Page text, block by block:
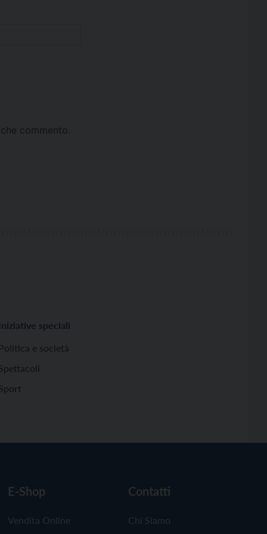
commento.
Iniziative speciali
Politica e società
E-Shop
Vendita Online
Contatti
Chi Siamo